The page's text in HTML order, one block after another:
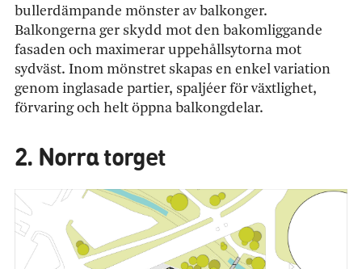
bullerdämpande mönster av balkonger.
Balkongerna ger skydd mot den bakomliggande
fasaden och maximerar uppehållsytorna mot
sydväst. Inom mönstret skapas en enkel variation
genom inglasade partier, spaljéer för växtlighet,
förvaring och helt öppna balkongdelar.
2. Norra torget